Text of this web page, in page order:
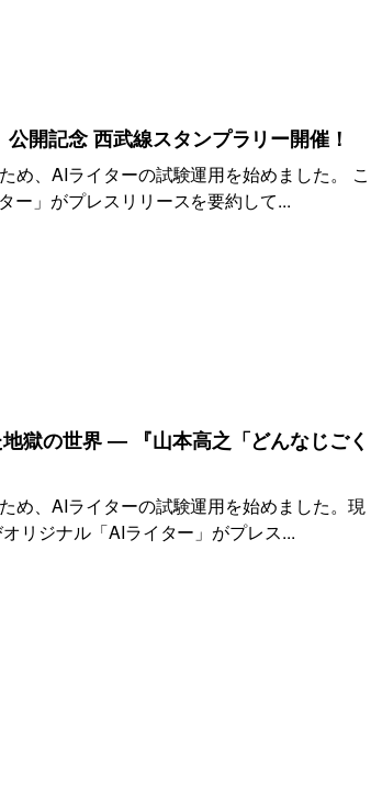
開記念 西武線スタンプラリー開催！
め、AIライターの試験運用を始めました。 こ
ー」がプレスリリースを要約して...
獄の世界 ― 『山本高之「どんなじごく
め、AIライターの試験運用を始めました。現
リジナル「AIライター」がプレス...